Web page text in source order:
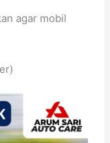
agar mobil